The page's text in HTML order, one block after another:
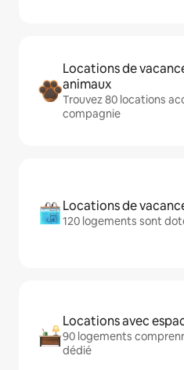
Locations de
animaux
Trouvez 80 locations
compagnie
Locations de
120 logements sont
Locations avec
90 logements
dédié